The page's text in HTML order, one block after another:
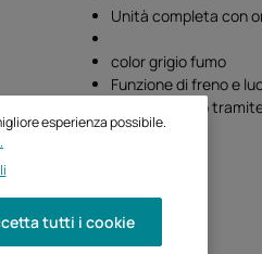
Unità completa con
color grigio fumo
Funzione di freno e
Collegamento
esperienza possibile.
tutti i cookie